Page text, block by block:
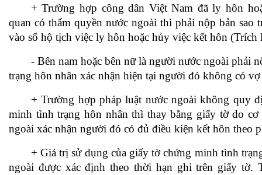
+ Trường hợp công dân Việt Nam đã ly hôn
quan có thẩm quyền nước ngoài thì phải nộp bản sao
vào sổ hộ tịch việc ly hôn hoặc hủy việc kết hôn
- Bên nam hoặc bên nữ là người nước ngoài phải
trạng hôn nhân xác nhận hiện tại người đó không có
+ Trường hợp pháp luật nước ngoài không quy
minh tình trạng hôn nhân thì thay bằng giấy tờ do cơ
ngoài xác nhận người đó có đủ điều kiện kết hôn theo
+ Giá trị sử dụng của giấy tờ chứng minh tình
ngoài được xác định theo thời hạn ghi trên giấy tờ.